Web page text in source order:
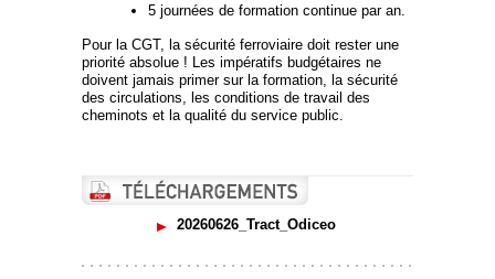
5 journées de formation continue par an.
Pour la CGT, la sécurité ferroviaire doit rester une
priorité absolue ! Les impératifs budgétaires ne
doivent jamais primer sur la formation, la sécurité
des circulations, les conditions de travail des
cheminots et la qualité du service public.
20260626_Tract_Odiceo